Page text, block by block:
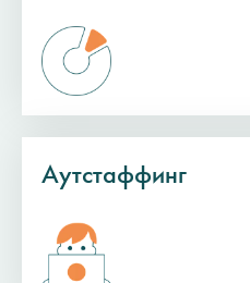
Аутстаффинг